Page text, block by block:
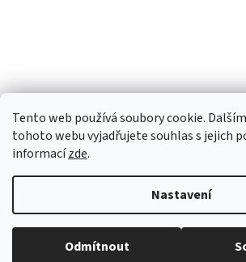
Tento web používá soubory cookie.
tohoto webu vyjadřujete souhlas s jejich
informacízde.
Nastavení
Odmítnout
Copyright 2026vypocetnitechnika.eu.
Upravit nastavení cookies